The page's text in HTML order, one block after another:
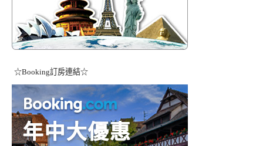
☆Booking訂房連結☆